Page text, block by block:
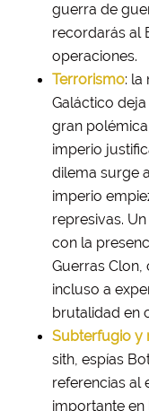
guerra de
recordarás al
operaciones.
Terrorismo: la
Galáctico
gran
imperio
dilema surge
imperio
represivas.
con la
Guerras
incluso a
brutalidad en
Subterfugio y
sith, espías
referencias al
importante